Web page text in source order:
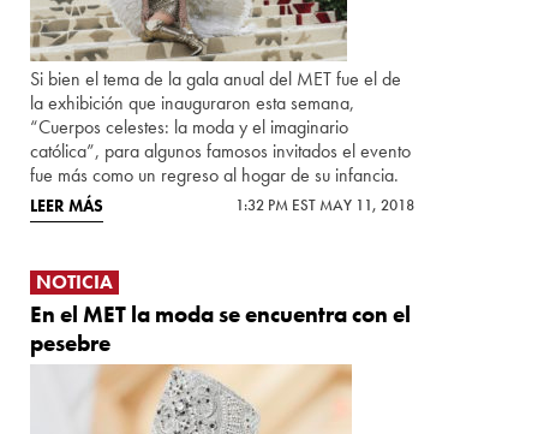
Si bien el tema de la gala anual del MET fue el de
la exhibición que inauguraron esta semana,
“Cuerpos celestes: la moda y el imaginario
católica”, para algunos famosos invitados el evento
fue más como un regreso al hogar de su infancia.
LEER MÁS 1:32 PM EST MAY 11, 2018
NOTICIA
En el MET la moda se encuentra con el
pesebre